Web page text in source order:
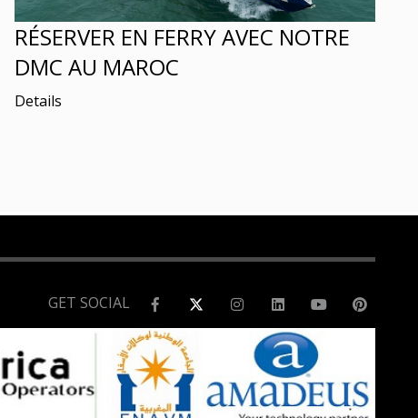
RÉSERVER EN FERRY AVEC NOTRE
DMC AU MAROC
Details
GET SOCIAL